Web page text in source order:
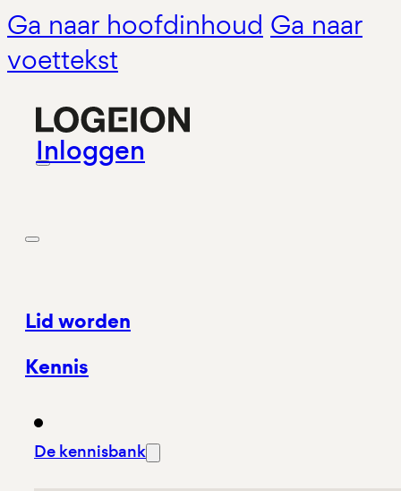
Ga naar hoofdinhoud Ga naar
voettekst
Inloggen
Lid worden
Kennis
De kennisbank